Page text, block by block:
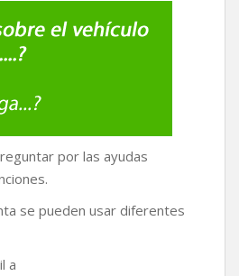
por las ayudas
se pueden usar diferentes
a